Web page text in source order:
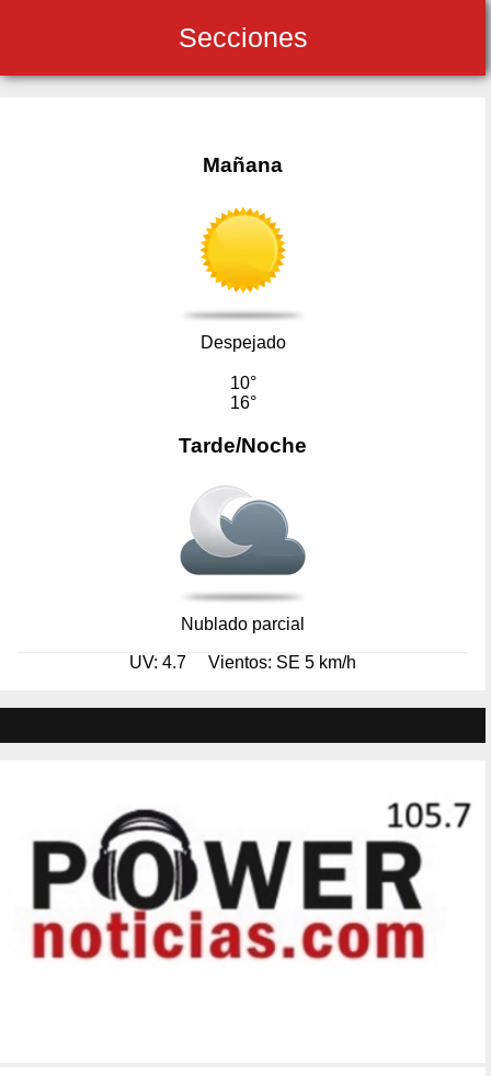
Secciones
Mañana
Despejado
10°
16°
Tarde/Noche
Nublado parcial
UV: 4.7 Vientos: SE 5 km/h